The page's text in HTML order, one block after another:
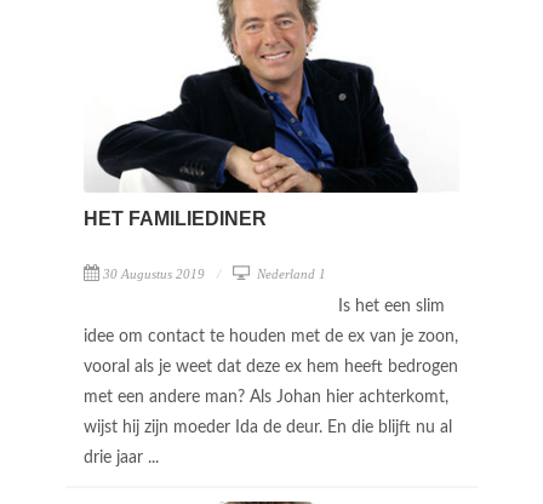
HET FAMILIEDINER
30 Augustus 2019 Nederland 1
Is het een slim
idee om contact te houden met de ex van je zoon,
vooral als je weet dat deze ex hem heeft bedrogen
met een andere man? Als Johan hier achterkomt,
wijst hij zijn moeder Ida de deur. En die blijft nu al
drie jaar ...